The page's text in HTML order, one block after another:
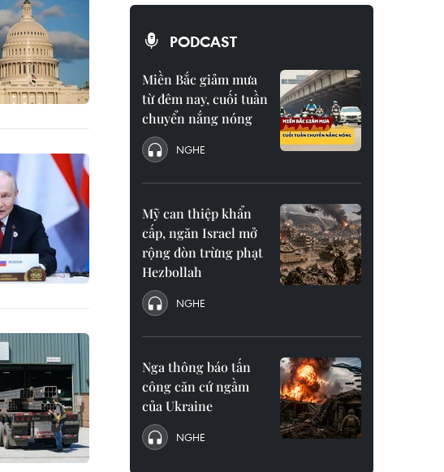
PODCAST
Miền Bắc giảm mưa
từ đêm nay, cuối tuần
chuyển nắng nóng
NGHE
Mỹ can thiệp khẩn
cấp, ngăn Israel mở
rộng đòn trừng phạt
Hezbollah
NGHE
Nga thông báo tấn
công căn cứ ngầm
của Ukraine
NGHE